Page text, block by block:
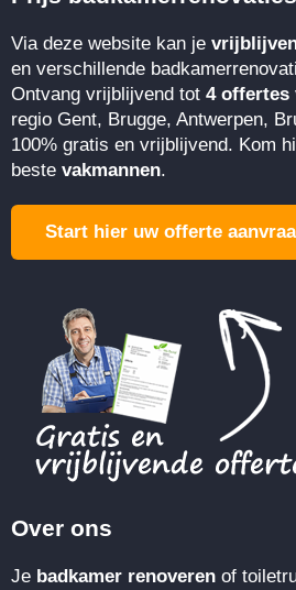
Via deze website kan je
en verschillende
Ontvang vrijblijvend tot 4 offertes
regio Gent, Brugge, Antwerpen,
100% gratis en vrijblijvend. Kom
beste vakmannen.
Start hier uw offerte
Over ons
Je badkamer renoveren of